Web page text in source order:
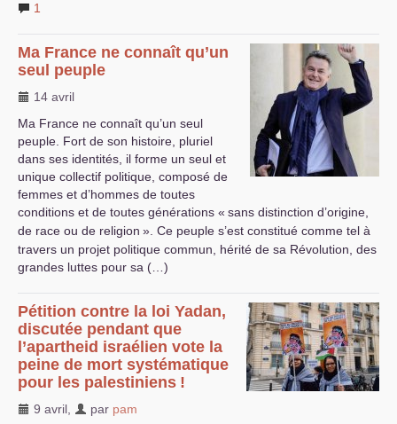
1
Ma France ne connaît qu’un
seul peuple
14 avril
Ma France ne connaît qu’un seul
peuple. Fort de son histoire, pluriel
dans ses identités, il forme un seul et
unique collectif politique, composé de
femmes et d’hommes de toutes
conditions et de toutes générations « sans distinction d’origine,
de race ou de religion ». Ce peuple s’est constitué comme tel à
travers un projet politique commun, hérité de sa Révolution, des
grandes luttes pour sa (…)
Pétition contre la loi Yadan,
discutée pendant que
l’apartheid israélien vote la
peine de mort systématique
pour les palestiniens !
9 avril par pam